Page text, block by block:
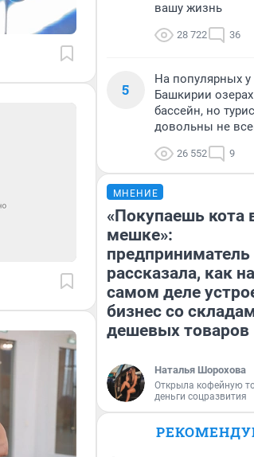
вашу жизнь
28 722 36
5
На популярных у
Башкирии
бассейн, но
довольны не
26 552 9
МНЕНИЕ
«Покупаешь кота
мешке»:
предприниматель
рассказала, как на
самом деле
бизнес со
дешевых товаров
Наталья Шорохова
Открыла кофейную
деньги соцразвития